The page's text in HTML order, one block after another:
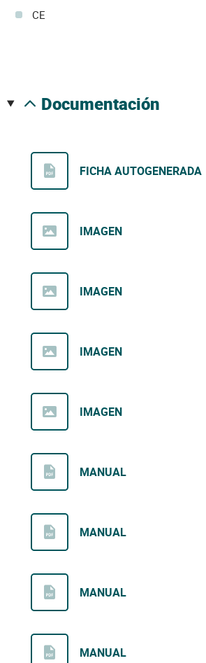
CE
documentación
FICHA AUTOGENERADA
IMAGEN
IMAGEN
IMAGEN
IMAGEN
MANUAL
MANUAL
MANUAL
MANUAL